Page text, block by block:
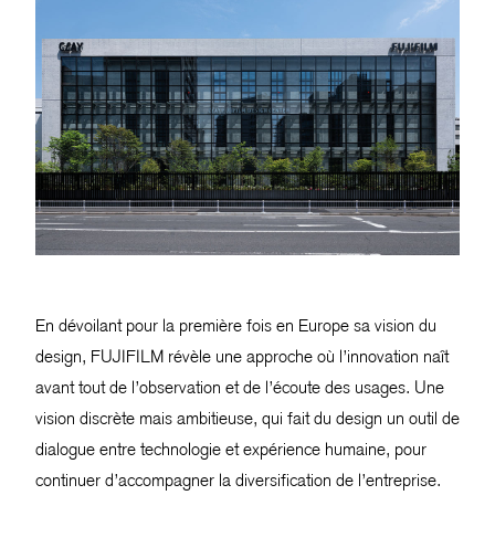
En dévoilant pour la première fois en Europe sa vision du
design, FUJIFILM révèle une approche où l’innovation naît
avant tout de l’observation et de l’écoute des usages. Une
vision discrète mais ambitieuse, qui fait du design un outil de
dialogue entre technologie et expérience humaine, pour
continuer d’accompagner la diversification de l’entreprise.